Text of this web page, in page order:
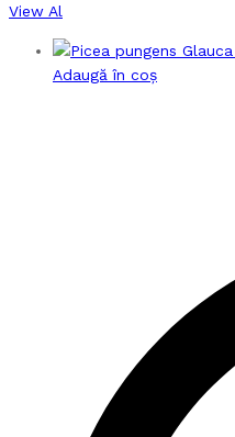
View Al
Adaugă în coș